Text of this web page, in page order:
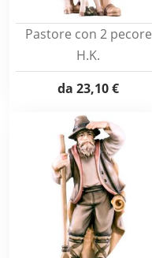
Pastore con 2 pecore
H.K.
da 23,10 €